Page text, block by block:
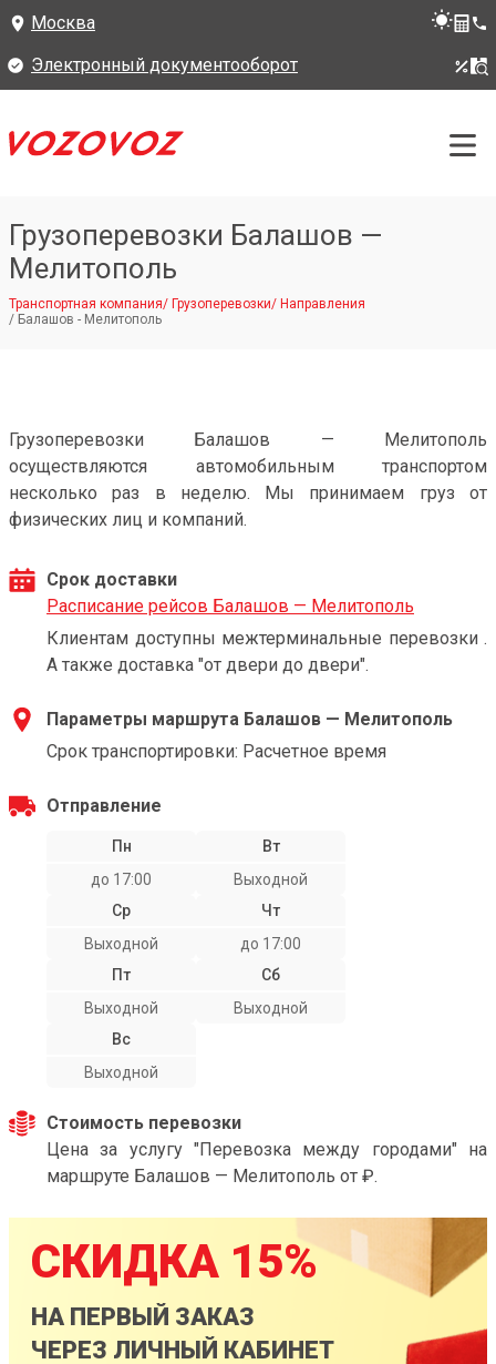
Москва
Электронный документооборот
Грузоперевозки Балашов —
Мелитополь
Транспортная компания/ Грузоперевозки/ Направления
/ Балашов - Мелитополь
Грузоперевозки Балашов — Мелитополь
осуществляются автомобильным транспортом
несколько раз в неделю. Мы принимаем груз от
физических лиц и компаний.
Срок доставки
Расписание рейсов Балашов — Мелитополь
Клиентам доступны межтерминальные перевозки .
А также доставка "от двери до двери".
Параметры маршрута Балашов — Мелитополь
Срок транспортировки: Расчетное время
Отправление
Пн
до 17:00
Вт
Выходной
Ср
Выходной
Чт
до 17:00
Пт
Выходной
Сб
Выходной
Вс
Выходной
Стоимость перевозки
Цена за услугу "Перевозка между городами" на
маршруте Балашов — Мелитополь от ₽.
СКИДКА 15%
НА ПЕРВЫЙ ЗАКАЗ
ЧЕРЕЗ ЛИЧНЫЙ КАБИНЕТ